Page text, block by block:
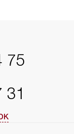
75
31